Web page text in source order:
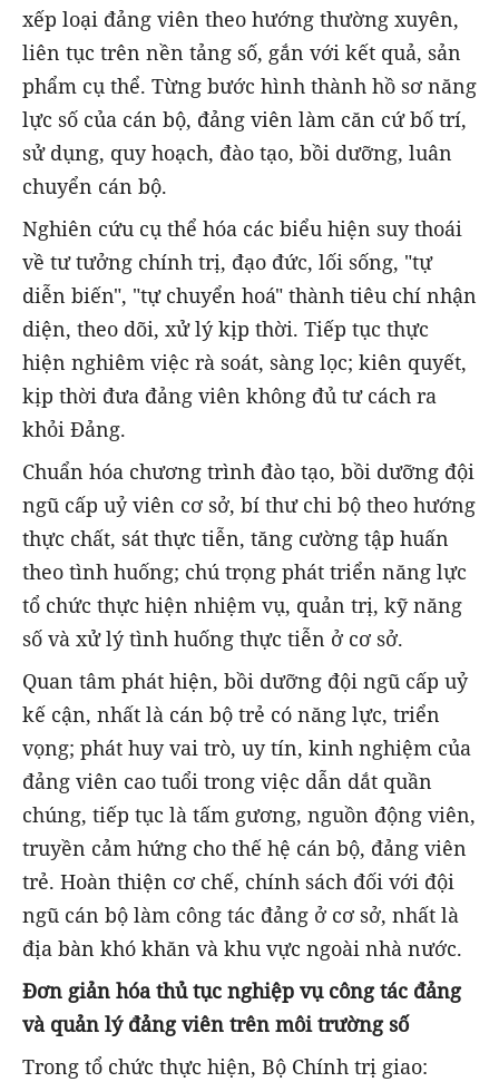
xếp loại đảng viên theo hướng thường xuyên,
liên tục trên nền tảng số, gắn với kết quả, sản
phẩm cụ thể. Từng bước hình thành hồ sơ năng
lực số của cán bộ, đảng viên làm căn cứ bố trí,
sử dụng, quy hoạch, đào tạo, bồi dưỡng, luân
chuyển cán bộ.
Nghiên cứu cụ thể hóa các biểu hiện suy thoái
về tư tưởng chính trị, đạo đức, lối sống, "tự
diễn biến", "tự chuyển hoá" thành tiêu chí nhận
diện, theo dõi, xử lý kịp thời. Tiếp tục thực
hiện nghiêm việc rà soát, sàng lọc; kiên quyết,
kịp thời đưa đảng viên không đủ tư cách ra
khỏi Đảng.
Chuẩn hóa chương trình đào tạo, bồi dưỡng đội
ngũ cấp uỷ viên cơ sở, bí thư chi bộ theo hướng
thực chất, sát thực tiễn, tăng cường tập huấn
theo tình huống; chú trọng phát triển năng lực
tổ chức thực hiện nhiệm vụ, quản trị, kỹ năng
số và xử lý tình huống thực tiễn ở cơ sở.
Quan tâm phát hiện, bồi dưỡng đội ngũ cấp uỷ
kế cận, nhất là cán bộ trẻ có năng lực, triển
vọng; phát huy vai trò, uy tín, kinh nghiệm của
đảng viên cao tuổi trong việc dẫn dắt quần
chúng, tiếp tục là tấm gương, nguồn động viên,
truyền cảm hứng cho thế hệ cán bộ, đảng viên
trẻ. Hoàn thiện cơ chế, chính sách đối với đội
ngũ cán bộ làm công tác đảng ở cơ sở, nhất là
địa bàn khó khăn và khu vực ngoài nhà nước.
Đơn giản hóa thủ tục nghiệp vụ công tác đảng
và quản lý đảng viên trên môi trường số
Trong tổ chức thực hiện, Bộ Chính trị giao: